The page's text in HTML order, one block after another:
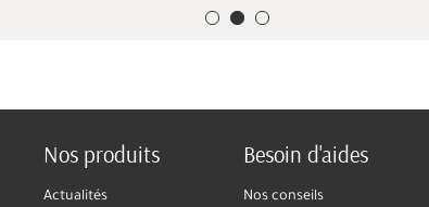
Nos produits
Actualités
Besoin d'aides
Nos conseils